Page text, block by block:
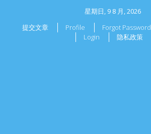
星期日, 9 8 月, 2026
提交文章
Profile Forgot Password
Login
隐私政策